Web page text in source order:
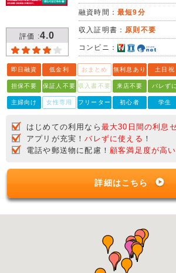
評価 :4.0
融資時間： 最短9分
収入証明書： 原則不要
コンビニ：
即日融資 低金利 おまとめ 無利息あり 土日祝
担保不要 保証人不要 収入書不要 来店不要 バレずに
主婦向け 女性専用 フリーター 初心者 学生
はじめての利用なら 最大30日間の利息
アプリが充実！バレずに使える ！
電話や郵送物に配慮！ 顧客満足度が高い
詳細はこちら